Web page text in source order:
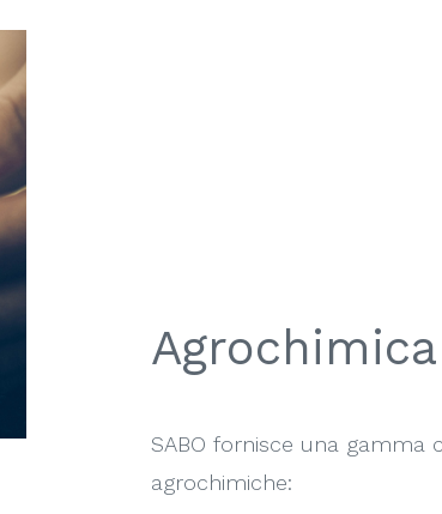
Agrochimica
SABO fornisce una gamma
agrochimiche: